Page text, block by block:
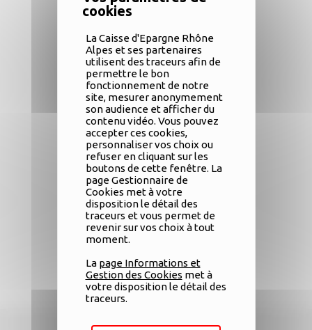
Télécharger
La Caisse d'Epargne Rhône
Alpes et ses partenaires
utilisent des traceurs afin de
permettre le bon
fonctionnement de notre
site, mesurer anonymement
son audience et afficher du
contenu vidéo. Vous pouvez
accepter ces cookies,
personnaliser vos choix ou
refuser en cliquant sur les
boutons de cette fenêtre. La
page Gestionnaire de
Cookies met à votre
disposition le détail des
traceurs et vous permet de
revenir sur vos choix à tout
moment.
La page Informations et
Gestion des Cookies met à
votre disposition le détail des
traceurs.